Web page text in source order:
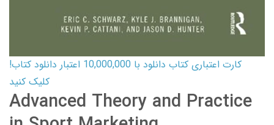
کارت اعتباری کتاب دانلود با 10,000,000 اعتبار دانلود کتاب!
کلیک کنید
Advanced Theory and Practice